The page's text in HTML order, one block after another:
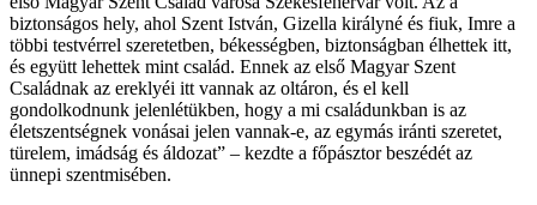
biztonságos hely, ahol Szent István, Gizella királyné és fiuk, Imre a
többi testvérrel szeretetben, békességben, biztonságban élhettek itt,
és együtt lehettek mint család. Ennek az első Magyar Szent
Családnak az ereklyéi itt vannak az oltáron, és el kell
gondolkodnunk jelenlétükben, hogy a mi családunkban is az
életszentségnek vonásai jelen vannak-e, az egymás iránti szeretet,
türelem, imádság és áldozat” – kezdte a főpásztor beszédét az
ünnepi szentmisében.